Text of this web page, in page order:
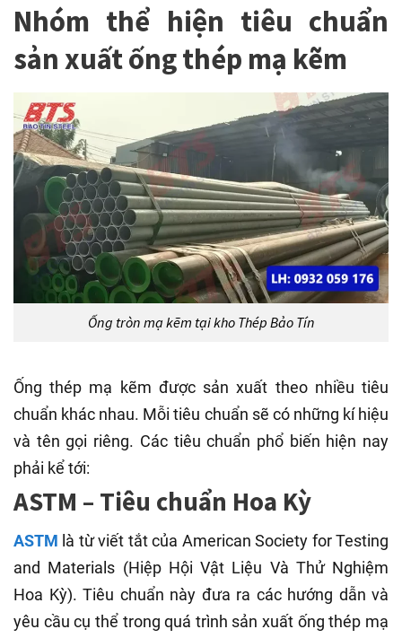
Nhóm thể hiện tiêu chuẩn
sản xuất ống thép mạ kẽm
Ống tròn mạ kẽm tại kho Thép Bảo Tín
Ống thép mạ kẽm được sản xuất theo nhiều tiêu
chuẩn khác nhau. Mỗi tiêu chuẩn sẽ có những kí hiệu
và tên gọi riêng. Các tiêu chuẩn phổ biến hiện nay
phải kể tới:
ASTM – Tiêu chuẩn Hoa Kỳ
ASTM là từ viết tắt của American Society for Testing
and Materials (Hiệp Hội Vật Liệu Và Thử Nghiệm
Hoa Kỳ). Tiêu chuẩn này đưa ra các hướng dẫn và
yêu cầu cụ thể trong quá trình sản xuất ống thép mạ